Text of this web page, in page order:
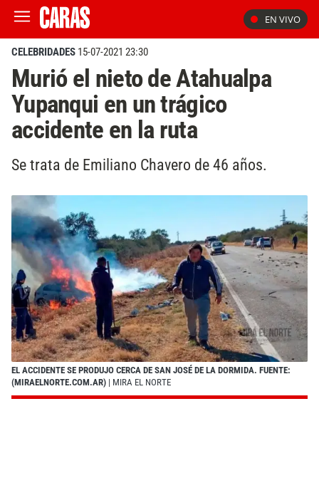
EN VIVO
CELEBRIDADES 15-07-2021 23:30
Murió el nieto de Atahualpa
Yupanqui en un trágico
accidente en la ruta
Se trata de Emiliano Chavero de 46 años.
EL ACCIDENTE SE PRODUJO CERCA DE SAN JOSÉ DE LA DORMIDA. FUENTE:
(MIRAELNORTE.COM.AR) | MIRA EL NORTE